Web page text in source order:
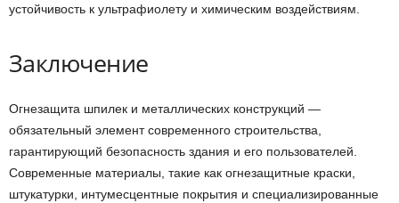
устойчивость к ультрафиолету и химическим воздействиям.
Заключение
Огнезащита шпилек и металлических конструкций —
обязательный элемент современного строительства,
гарантирующий безопасность здания и его пользователей.
Современные материалы, такие как огнезащитные краски,
штукатурки, интумесцентные покрытия и специализированные